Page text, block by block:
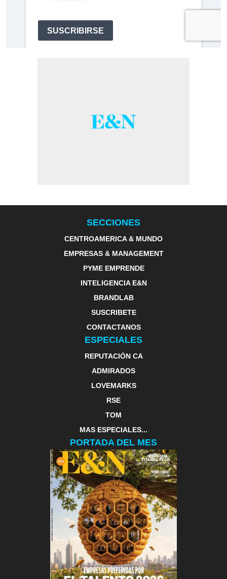
SECCIONES
CENTROAMERICA & MUNDO
EMPRESAS & MANAGEMENT
PYME EMPRENDE
INTELIGENCIA E&N
BRANDLAB
SUSCRIBETE
CONTACTANOS
ESPECIALES
REPUTACIÓN CA
ADMIRADOS
LOVEMARKS
RSE
TOM
MAS ESPECIALES...
PORTADA DEL MES